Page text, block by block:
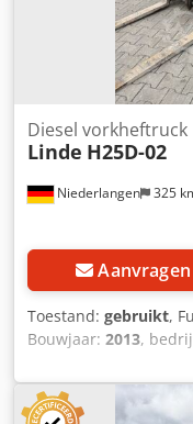
Niederlangen 325
Diesel vorkheftruck
Linde H25D-02
Aanvragen
Toestand: gebruikt,
Bouwjaar: 2013,
brandstoftype:diesel,
2.275 mm
,